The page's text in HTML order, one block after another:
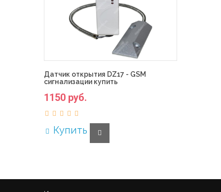
Датчик открытия DZ17 - GSM
сигнализации купить
1150 руб.
Купить